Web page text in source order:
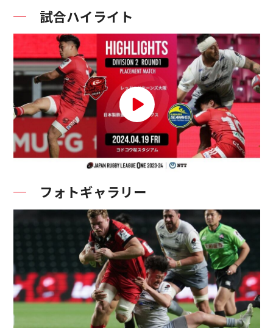
試合ハイライト
フォトギャラリー